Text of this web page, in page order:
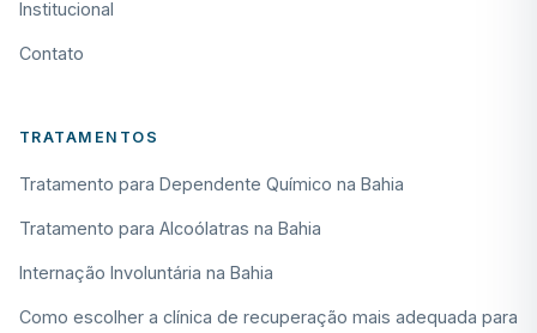
Institucional
Contato
TRATAMENTOS
Tratamento para Dependente Químico na Bahia
Tratamento para Alcoólatras na Bahia
Internação Involuntária na Bahia
Como escolher a clínica de recuperação mais adequada para